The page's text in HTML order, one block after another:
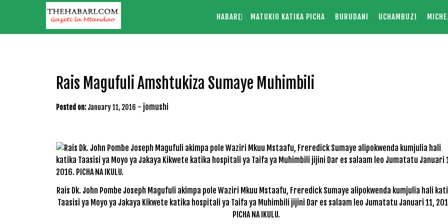
HABARI MATUKIO KATIKA PICHA BURUDANI UCHAMBUZI
Rais Magufuli Amshtukiza Sumaye Muhimbili
Posted on: January 11, 2016 - jomushi
Rais Dk. John Pombe Joseph Magufuli akimpa pole Waziri Mkuu Mstaafu, Freredick Sumaye alipokwenda kumjulia hali
Taasisi ya Moyo ya Jakaya Kikwete katika hospitali ya Taifa ya Muhimbili jijini Dar es salaam leo Jumatatu Januari 11,
PICHA NA IKULU.